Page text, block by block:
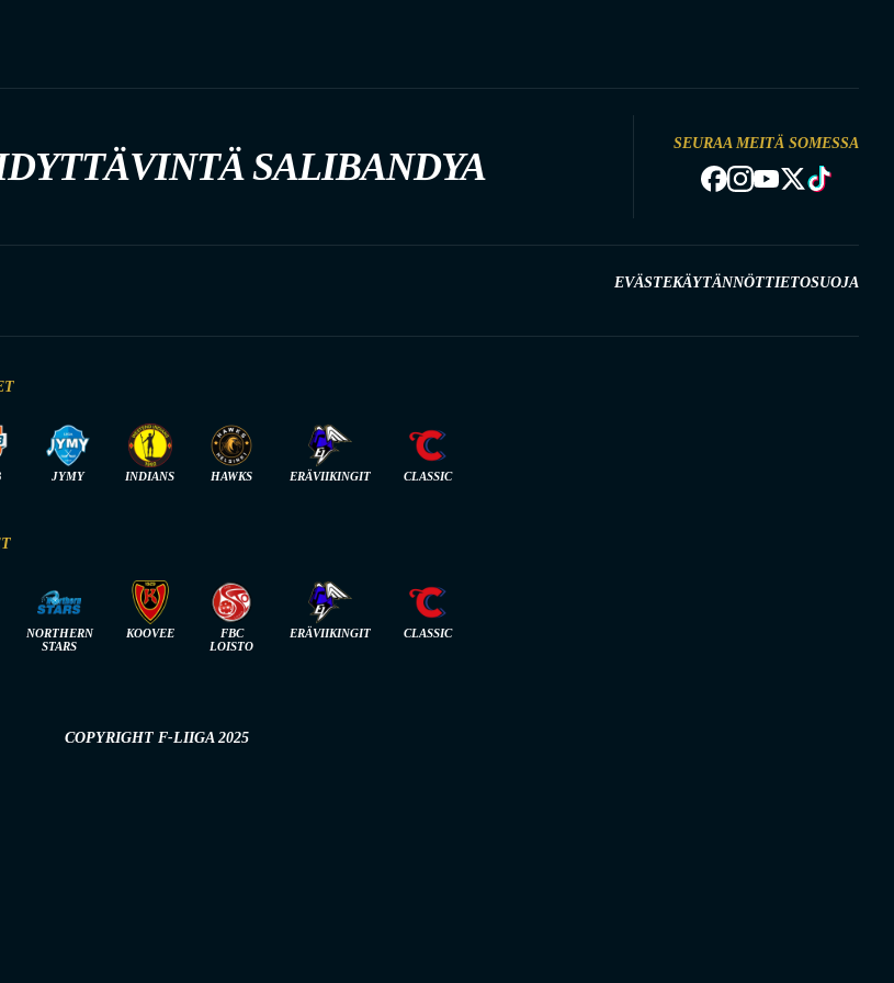
SALIBANDYA
SEURAA MEITÄ SOMESSA
EVÄSTEKÄYTÄNNÖTTIETOSUOJA
JYMY INDIANS HAWKS ERÄVIIKINGIT CLASSIC
NORTHERN
STARS
KOOVEE
FBC
LOISTO
ERÄVIIKINGIT CLASSIC
COPYRIGHT F-LIIGA 2025